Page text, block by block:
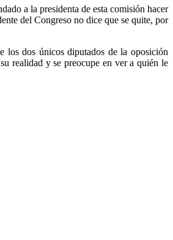
a la presidenta de esta comisión hacer
del Congreso no dice que se quite, por
los dos únicos diputados de la oposición
realidad y se preocupe en ver a quién le